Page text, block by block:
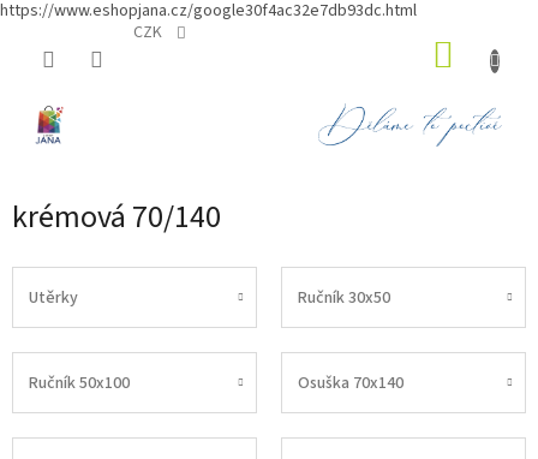
https://www.eshopjana.cz/google30f4ac32e7db93dc.html
CZK
krémová 70/140
Utěrky Ručník 30x50
Ručník 50x100 Osuška 70x140